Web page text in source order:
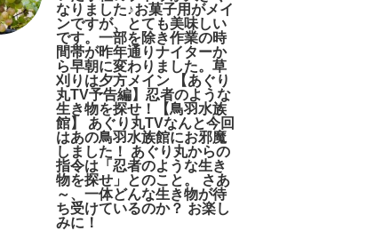
なりました♪お菓子用がメイ
ンですが、とても美味しい
です。一部を除き作業の時
間帯が昨年通りナイターか
ら早朝に変わりました。草
刈りは夕方メイン 【あぐり
丸TV予告編】忍者のような
生き物を探せ！【鳥羽水族
館】 あぐり丸TVなんと今回
はあの鳥羽水族館にお邪魔
しました！ あぐり丸からの
指令は「忍者のような生き
物を探せ」とのこと。 さあ
～、一体どんな生き物が待
ち受けているのか？ お楽し
みに！